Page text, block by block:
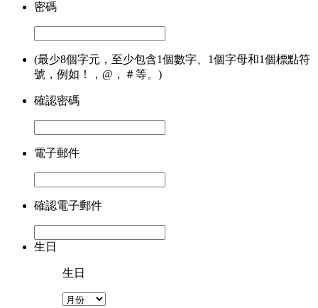
密碼
(最少8個字元，至少包含1個數字、1個字母和1個標點符
號，例如！，@，＃等。)
確認密碼
電子郵件
確認電子郵件
生日
生日